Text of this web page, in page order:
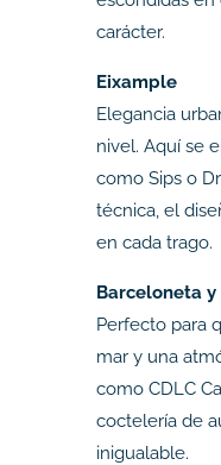
carácter.
Eixample
Elegancia
nivel. Aquí se
como Sips o
técnica, el
en cada trago.
Barceloneta
Perfecto para
mar y una
como CDLC
coctelería de
inigualable.